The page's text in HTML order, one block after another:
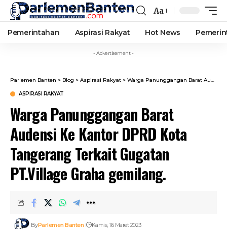
Font
Resizer
Aa
Pemerintahan Aspirasi Rakyat Hot News
- Advertisement -
Parlemen Banten > Blog > Aspirasi Rakyat > Warga Panunggangan Barat Audensi Ke Kantor DPRD Kota Tangerang Terkait Gugatan PT.Village Graha gemilang.
ASPIRASI RAKYAT
Warga Panunggangan Barat
Audensi Ke Kantor DPRD Kota
Tangerang Terkait Gugatan
PT.Village Graha gemilang.
ByParlemen Banten Kamis, 16 Maret 2023